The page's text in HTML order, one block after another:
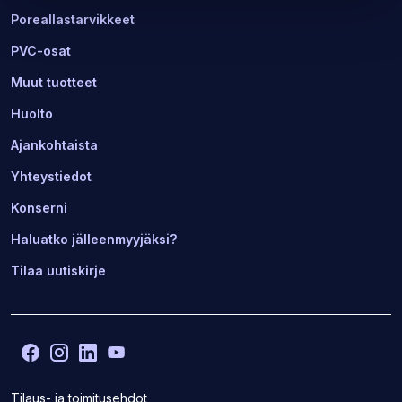
Poreallastarvikkeet
PVC-osat
Muut tuotteet
Huolto
Ajankohtaista
Yhteystiedot
Konserni
Haluatko jälleenmyyjäksi?
Tilaa uutiskirje
Tilaus- ja toimitusehdot
Facebook
(Avaa
sivuston
Instagram
(Avaa
sivuston
LinkedIn
(Avaa
sivustonsivuston